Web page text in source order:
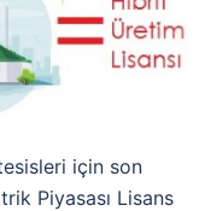
için son
Piyasası Lisans